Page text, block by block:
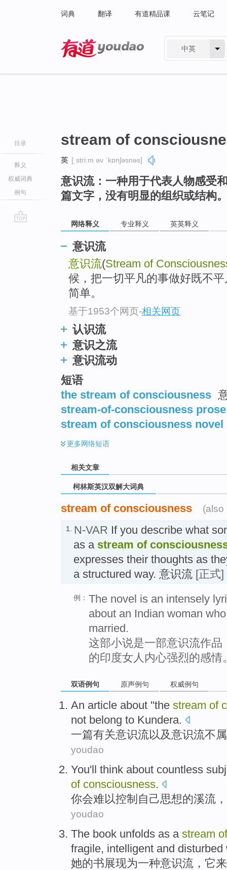
词典 翻译 有道精品课 云笔记
中英
目录
释义
权威词典
例句
stream of
英 [ˌstriːm əv ˈkɒnʃəsnəs]
意识流：一种用于代表人物感受
篇文字，没有明显的组织或结构
网络释义 专业释义 英英释义
意识流
意识流(Stream of
候，把一切平凡的事做好既不
简单。
基于1953个网页-相关网页
认识流
意识之流
意识流动
短语
the stream of consciousness
stream-of-consciousness prose
stream of consciousness novel
更多网络短语
相关文章
柯林斯英汉双解大词典
stream of consciousness (also
1. N-VAR If you describe what
as a stream of
expresses their thoughts as
a structured way. 意识流 [正式]
例： The novel is an intensely
about an Indian woman
married.
这部小说是一部意识流作
的印度女人内心强烈的感情
双语例句 原声例句 权威例句
An article about "the stream of
not belong to Kundera.
一篇有关意识流以及意识流不
youdao
You'll think about countless
of consciousness.
你会难以控制 自己思想的溪流 ，
youdao
The book unfolds as a stream
fragile, intelligent and disturbed
她的书展现为一种意识流 ，它